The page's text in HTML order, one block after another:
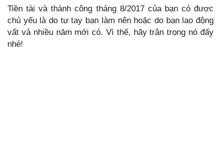
Tiền tài và thành công tháng 8/2017 của bạn có được
chủ yếu là do tự tay bạn làm nên hoặc do bạn lao động
vất vả nhiều năm mới có. Vì thế, hãy trân trọng nó đấy
nhé!